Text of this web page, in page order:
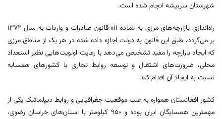
شهرستان سربیشه انجام شده است.
راه‌اندازی بازارچه‌های مرزی به «ماده ۱۱» قانون صادرات و واردات به سال ۱۳۷۲
بر می‌گردد، طبق این قانون به دولت اجازه داده شده در هر یک از مناطق مرزی
که ایجاد بازارچه را مفید تشخیص می‌دهد با رعایت اولویت‌هایی نظیر استعداد
محلی، ضرورت‌های اشتغال و توسعه روابط تجاری با کشورهای همسایه
نسبت به ایجاد آن اقدام کند.
کشور افغانستان همواره به علت موقعیت جغرافیایی و روابط دیپلماتیک یکی از
مهمترین همسایگان ایران بوده و ۹۵۰ کیلومتر با استان‌های خراسان رضوی،